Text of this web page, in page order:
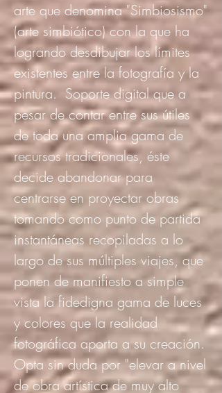
arte que denomina "Simbiosismo"
(arte simbiótico) con la que ha
logrando desdibujar los límites
existentes entre la fotografía y la
pintura. Soporte digital que a
pesar de contar entre sus útiles
de toda una amplia gama de
recursos tradicionales, éste
decide abandonar para
centrarse en proyectar obras
tomando como punto de partida
instantáneas recopiladas a lo
largo de sus múltiples viajes, que
ponen de manifiesto a simple
vista la fidedigna gama de luces
y colores que la realidad
fotográfica aporta a su creación.
Opta sin duda por "elevar a nivel
de obra artística de muy alto